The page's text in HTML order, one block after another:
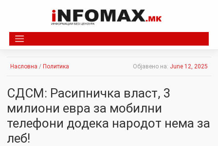
Насловна / Политика Објавено на: June 12, 2025
СДСМ: Расипничка власт, 3
милиони евра за мобилни
телефони додека народот нема за
леб!